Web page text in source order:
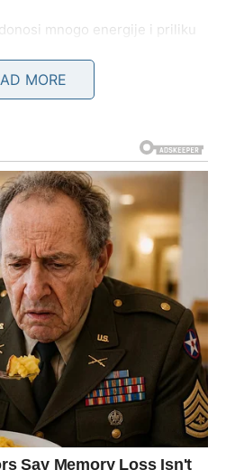
mnogo energije i priliku
donijeti mnogo više
vrata uspjeha
i profitabilni dani.
stabilnost i osjećaj sigurnosti.
da vam novac dolazi kroz
dolazi
MORE